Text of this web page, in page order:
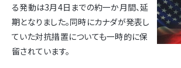
る発動は3月4日までの約一か月間、延
期となりました。同時にカナダが発表し
ていた対抗措置についても一時的に保
留されています。